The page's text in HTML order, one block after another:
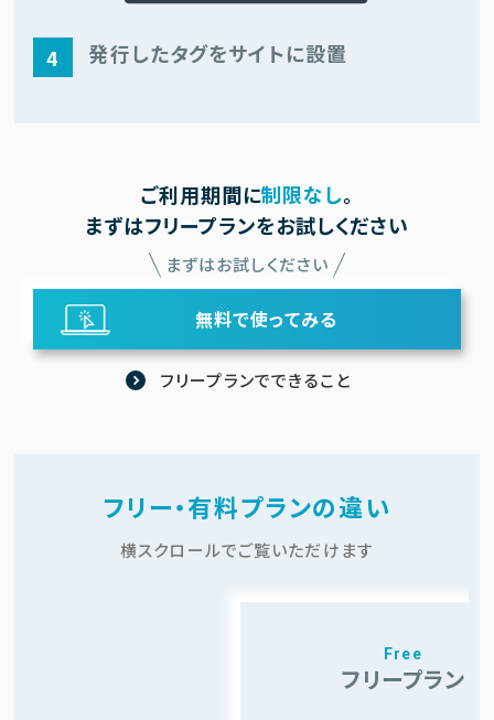
4 発行したタグをサイトに設置
ご利用期間に制限なし。
まずはフリープランをお試しください
まずはお試しください
無料で使ってみる
フリープランでできること
フリー・有料プランの違い
横スクロールでご覧いただけます
Free
フリープラン